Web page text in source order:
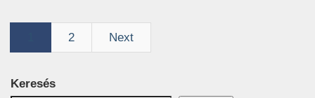
2 Next
Keresés